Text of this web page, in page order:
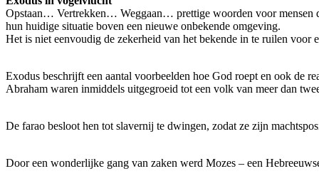
Opstaan… Vertrekken… Weggaan… prettige woorden voor mensen
hun huidige situatie boven een nieuwe onbekende omgeving.
Het is niet eenvoudig de zekerheid van het bekende in te ruilen
Exodus beschrijft een aantal voorbeelden hoe God roept en ook de
Abraham waren inmiddels uitgegroeid tot een volk van meer dan
De farao besloot hen tot slavernij te dwingen, zodat ze zijn
Door een wonderlijke gang van zaken werd Mozes – een